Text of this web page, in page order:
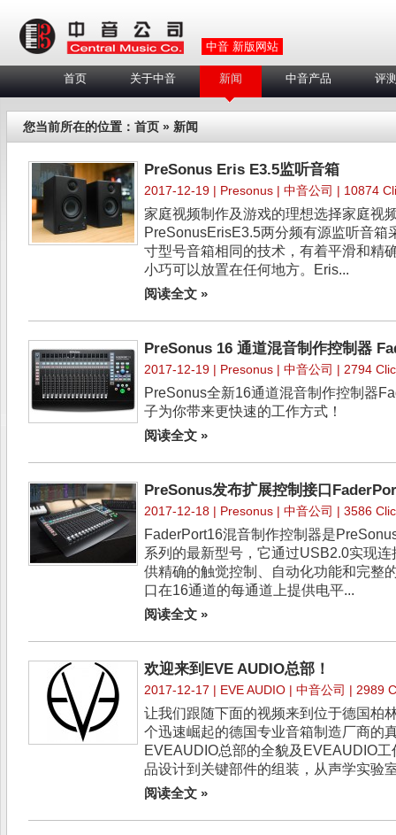
中音 新版网站
首页 关于中音 新闻 中音产品 评
您当前所在的位置： 首页 » 新闻
PreSonus Eris E3.5监听音箱
2017-12-19 | Presonus | 中音公司 | 10874
家庭视频制作及游戏的理想选择家庭视
PreSonusErisE3.5两分频有源监听音箱
寸型号音箱相同的技术，有着平滑和精
小巧可以放置在任何地方。Eris...
阅读全文 »
PreSonus 16 通道混音制作控制器
2017-12-19 | Presonus | 中音公司 | 2794
PreSonus全新16通道混音制作控制器
子为你带来更快速的工作方式！
阅读全文 »
PreSonus发布扩展控制接口
2017-12-18 | Presonus | 中音公司 | 3586
FaderPort16混音制作控制器是
系列的最新型号，它通过USB2.0实现
供精确的触觉控制、自动化功能和完整
口在16通道的每通道上提供电平...
阅读全文 »
欢迎来到EVE AUDIO总部！
2017-12-17 | EVE AUDIO | 中音公司 | 2989
让我们跟随下面的视频来到位于德国柏
个迅速崛起的德国专业音箱制造厂商的
EVEAUDIO总部的全貌及EVEAUDIO
品设计到关键部件的组装，从声学实验
阅读全文 »